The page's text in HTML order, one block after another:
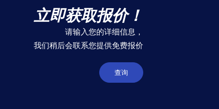
立即获取报价！
请输入您的详细信息，
我们稍后会联系您提供免费报价
查询